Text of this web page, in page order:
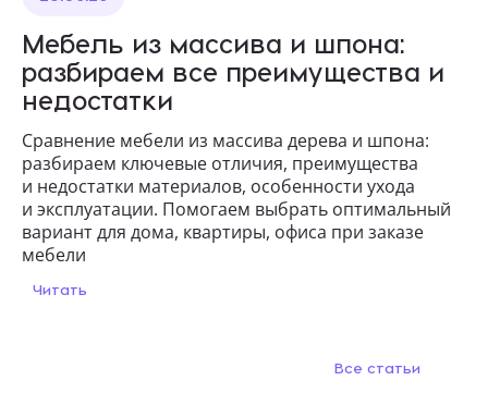
Мебель из массива и шпона:
разбираем все преимущества и
недостатки
Сравнение мебели из массива дерева и шпона:
разбираем ключевые отличия, преимущества
и недостатки материалов, особенности ухода
и эксплуатации. Помогаем выбрать оптимальный
вариант для дома, квартиры, офиса при заказе
мебели
Читать
Все статьи